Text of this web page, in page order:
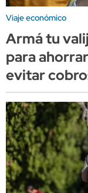
Viaje económico
Armá tu
para
evitar